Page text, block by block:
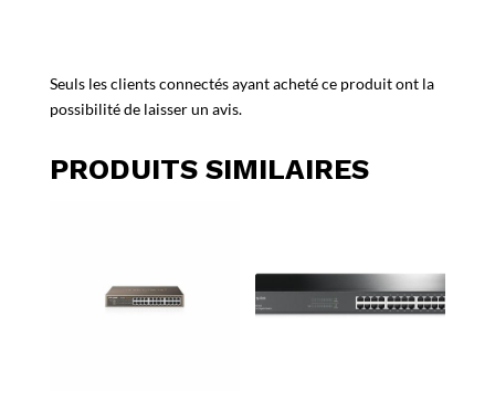
Seuls les clients connectés ayant acheté ce produit ont la
possibilité de laisser un avis.
PRODUITS SIMILAIRES